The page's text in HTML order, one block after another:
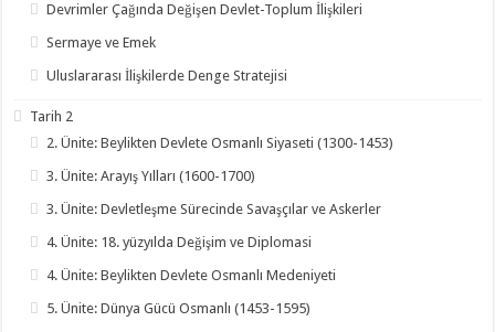
Devrimler Çağında Değişen Devlet-Toplum İlişkileri
Sermaye ve Emek
Uluslararası İlişkilerde Denge Stratejisi
Tarih 2
2. Ünite: Beylikten Devlete Osmanlı Siyaseti (1300-1453)
3. Ünite: Arayış Yılları (1600-1700)
3. Ünite: Devletleşme Sürecinde Savaşçılar ve Askerler
4. Ünite: 18. yüzyılda Değişim ve Diplomasi
4. Ünite: Beylikten Devlete Osmanlı Medeniyeti
5. Ünite: Dünya Gücü Osmanlı (1453-1595)